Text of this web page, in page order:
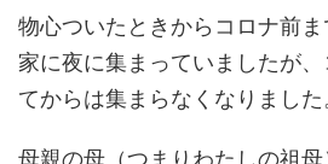
物心ついたときからコロナ前
家に夜に集まっていましたが
てからは集まらなくなりました
母親の母（つまりわたしの祖母